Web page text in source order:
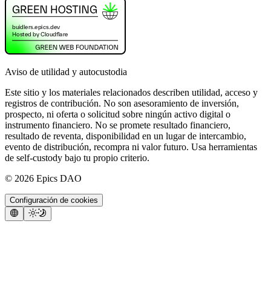
Aviso de utilidad y autocustodia
Este sitio y los materiales relacionados describen utilidad, acceso y
registros de contribución. No son asesoramiento de inversión,
prospecto, ni oferta o solicitud sobre ningún activo digital o
instrumento financiero. No se promete resultado financiero,
resultado de reventa, disponibilidad en un lugar de intercambio,
evento de distribución, recompra ni valor futuro. Usa herramientas
de self-custody bajo tu propio criterio.
© 2026 Epics DAO
Configuración de cookies